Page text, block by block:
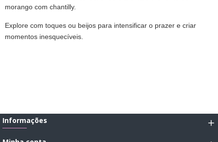
morango com chantilly.
Explore com toques ou beijos para intensificar o prazer e criar
momentos inesquecíveis.
Informações